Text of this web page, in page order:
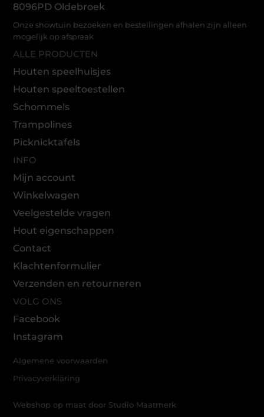
8096PD Oldebroek
Onze showtuin bezoeken en bestellingen afhalen zijn alleen
mogelijk op afspraak
ALLE PRODUCTEN
Houten speelhuisjes
Houten speeltoestellen
Schommels
Trampolines
Picknicktafels
INFO
Mijn account
Winkelwagen
Veelgestelde vragen
Hout eigenschappen
Contact
Klachtenformulier
Verzenden en retourneren
VOLG ONS
Facebook
Instagram
Webshop op maat door Studio Maatmerk
Algemene voorwaarden
Privacyverklaring